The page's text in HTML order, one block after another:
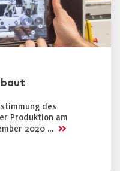
des
Produktion am
2020 … >>